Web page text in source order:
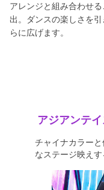
アレンジと組み合わせ
出。ダンスの楽しさを
らに広げます。
アジアンテ
チャイナカラー
なステージ映え